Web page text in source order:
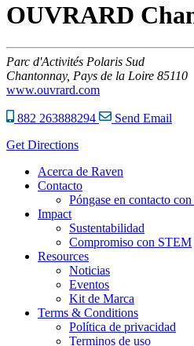
OUVRARD
Parc d'Activités Polaris Sud
Chantonnay, Pays de la Loire 85110
www.ouvrard.com
882 263888294
Send Email
Get Directions
Acerca de Raven
Contacto
Póngase en contacto
Impact
Sustentabilidad
Compromiso con STEM
Resources
Noticias
Eventos
Kit de Marca
Terms & Conditions
Política de privacidad
Terminos de uso